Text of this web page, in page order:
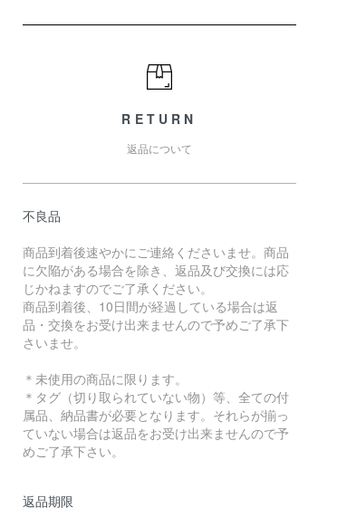
RETURN
返品について
不良品
商品到着後速やかにご連絡くださいませ。商品
に欠陥がある場合を除き、返品及び交換には応
じかねますのでご了承ください。
商品到着後、10日間が経過している場合は返
品・交換をお受け出来ませんので予めご了承下
さいませ。
＊未使用の商品に限ります。
＊タグ（切り取られていない物）等、全ての付
属品、納品書が必要となります。それらが揃っ
ていない場合は返品をお受け出来ませんので予
めご了承下さい。
返品期限